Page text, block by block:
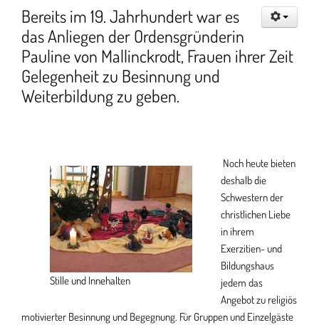
Bereits im 19. Jahrhundert war es
das Anliegen der Ordensgründerin
Pauline von Mallinckrodt, Frauen ihrer Zeit
Gelegenheit zu Besinnung und
Weiterbildung zu geben.
Stille und Innehalten
Noch heute bieten
deshalb die
Schwestern der
christlichen Liebe
in ihrem
Exerzitien- und
Bildungshaus
jedem das
Angebot zu religiös
motivierter Besinnung und Begegnung. Für Gruppen und Einzelgäste